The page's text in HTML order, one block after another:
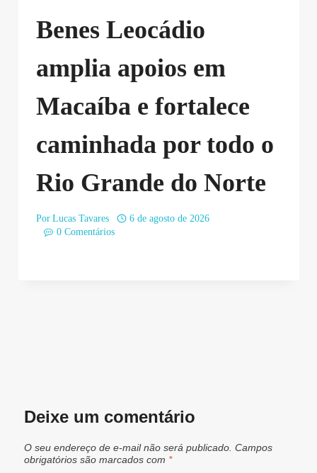
Benes Leocádio
amplia apoios em
Macaíba e fortalece
caminhada por todo o
Rio Grande do Norte
Por Lucas Tavares
6 de agosto de 2026
0 Comentários
Deixe um comentário
O seu endereço de e-mail não será publicado. Campos
obrigatórios são marcados com *